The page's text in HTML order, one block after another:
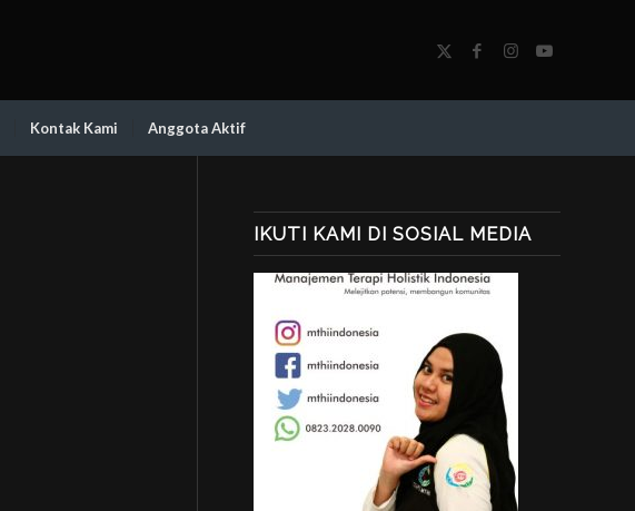
Kontak Kami Anggota Aktif
IKUTI KAMI DI SOSIAL MEDIA